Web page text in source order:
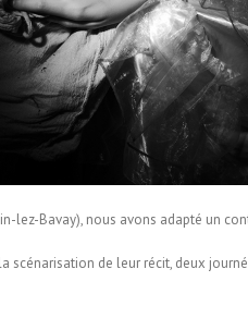
lez-Bavay), nous avons adapté un
scénarisation de leur récit, deux